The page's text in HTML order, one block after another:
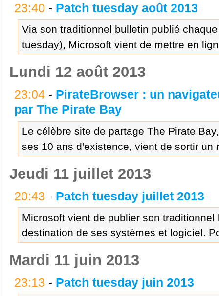
23:40 - Patch tuesday août 2013
Via son traditionnel bulletin publié
tuesday), Microsoft vient de mettre en
Lundi 12 août 2013
23:04- PirateBrowser : un
par The Pirate Bay
Le célèbre site de partage The Pirate
ses 10 ans d'existence, vient de sortir un
Jeudi 11 juillet 2013
20:43 - Patch tuesday juillet 2013
Microsoft vient de publier son
destination de ses systèmes et logiciel.
Mardi 11 juin 2013
23:13 - Patch tuesday juin 2013